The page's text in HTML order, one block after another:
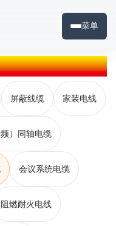
菜单
屏蔽线缆 家装电线
）同轴电缆
会议系统电缆
阻燃耐火电线